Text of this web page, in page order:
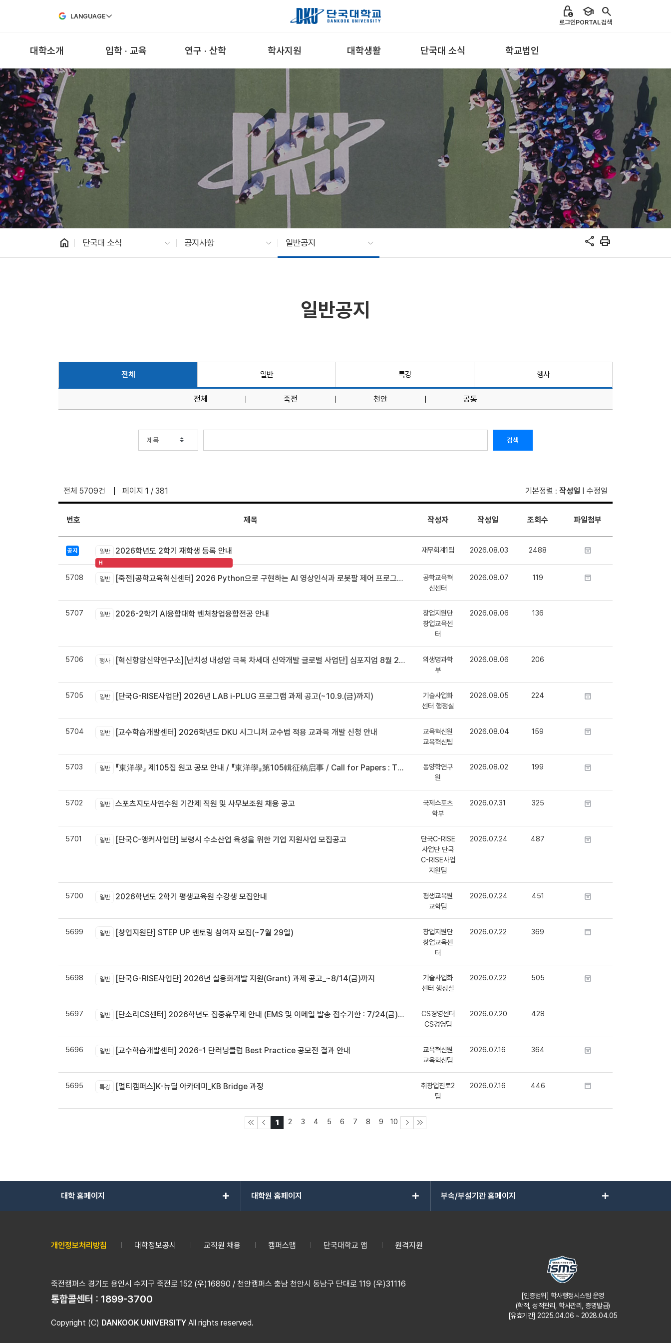
LANGUAGE lock_person
로그인
school
PORTAL
search
검색
대학소개 입학 · 교육 연구 · 산학 학사지원 대학생활 단국대 소식 학교법인
home 단국대 소식 공지사항 일반공지 share print
일반공지
전체 일반 특강 행사
전체 죽전 천안 공통
검색
전체 5709건 페이지 1 / 381 기본정렬 : 작성일 수정일
번호 제목 작성자 작성일 조회수 파일첨부
공지 일반 2026학년도 2학기 재학생 등록 안내
H
재무회계1팀 2026.08.03 2488
5708 일반 [죽전|공학교육혁신센터] 2026 Python으로 구현하는 AI 영상인식과 로봇팔 제어 프로그램 신청 안내
공학교육혁
신센터
2026.08.07 119
5707 일반 2026-2학기 AI융합대학 벤처창업융합전공 안내
창업지원단
창업교육센
터
2026.08.06 136
5706 행사 [혁신항암신약연구소][난치성 내성암 극복 차세대 신약개발 글로벌 사업단] 심포지엄 8월 24일 ~ 25일
의생명과학
부
2026.08.06 206
5705 일반 [단국G-RISE사업단] 2026년 LAB i-PLUG 프로그램 과제 공고(~10.9.(금)까지)
기술사업화
센터 행정실
2026.08.05 224
5704 일반 [교수학습개발센터] 2026학년도 DKU 시그니처 교수법 적용 교과목 개발 신청 안내
교육혁신원
교육혁신팀
2026.08.04 159
5703 일반 『東洋學』 제105집 원고 공모 안내 / 『東洋學』第105輯征稿启事 / Call for Papers : The Oriental Studies, the 105th Issue
동양학연구
원
2026.08.02 199
5702 일반 스포츠지도사연수원 기간제 직원 및 사무보조원 채용 공고
국제스포츠
학부
2026.07.31 325
5701 일반 [단국C-앵커사업단] 보령시 수소산업 육성을 위한 기업 지원사업 모집공고
단국C-RISE
사업단 단국
C-RISE사업
지원팀
2026.07.24 487
5700 일반 2026학년도 2학기 평생교육원 수강생 모집안내
평생교육원
교학팀
2026.07.24 451
5699 일반 [창업지원단] STEP UP 멘토링 참여자 모집(~7월 29일)
창업지원단
창업교육센
터
2026.07.22 369
5698 일반 [단국G-RISE사업단] 2026년 실용화개발 지원(Grant) 과제 공고_~8/14(금)까지
기술사업화
센터 행정실
2026.07.22 505
5697 일반 [단소리CS센터] 2026학년도 집중휴무제 안내 (EMS 및 이메일 발송 접수기한 : 7/24(금) 오후 12시까지)
CS경영센터
CS경영팀
2026.07.20 428
5696 일반 [교수학습개발센터] 2026-1 단러닝클럽 Best Practice 공모전 결과 안내
교육혁신원
교육혁신팀
2026.07.16 364
5695 특강 [멀티캠퍼스]K-뉴딜 아카데미_KB Bridge 과정
취창업진로2
팀
2026.07.16 446
1 2 3 4 5 6 7 8 9 10
대학 홈페이지 add 대학원 홈페이지 add 부속/부설기관 홈페이지 add
개인정보처리방침 대학정보공시 교직원 채용 캠퍼스맵 단국대학교 앱 원격지원
죽전캠퍼스 경기도 용인시 수지구 죽전로 152 (우)16890 / 천안캠퍼스 충남 천안시 동남구 단대로 119 (우)31116
통합콜센터 : 1899-3700
Copyright (C) DANKOOK UNIVERSITY All rights reserved.
[인증범위] 학사행정시스템 운영
(학적, 성적관리, 학사관리, 증명발급)
[유효기간] 2025.04.06 ~ 2028.04.05